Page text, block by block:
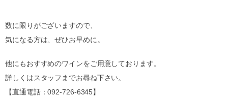
数に限りがございますので、
気になる方は、ぜひお早めに。
他にもおすすめのワインをご用意しております。
詳しくはスタッフまでお尋ね下さい。
【直通電話：092-726-6345】